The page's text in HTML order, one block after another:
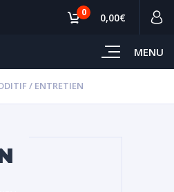
MENU
0 0,00€
/ ENTRETIEN